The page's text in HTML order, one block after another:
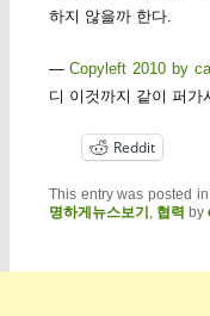
하지 않을까 한다.
—Copyleft 2010 by
디 이것까지 같이 퍼가
Reddit
This entry was posted in
명하게뉴스보기 , 협력 by